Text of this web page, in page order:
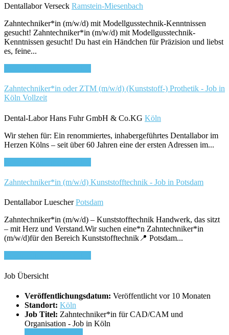
Dentallabor Verseck Ramstein-Miesenbach
Zahntechniker*in (m/w/d) mit Modellgusstechnik-Kenntnissen
gesucht! Zahntechniker*in (m/w/d) mit Modellgusstechnik-
Kenntnissen gesucht! Du hast ein Händchen für Präzision und liebst
es, feine...
Zahntechniker*in oder ZTM (m/w/d) (Kunststoff-) Prothetik - Job in
Köln Vollzeit
Dental-Labor Hans Fuhr GmbH & Co.KG Köln
Wir stehen für: Ein renommiertes, inhabergeführtes Dentallabor im
Herzen Kölns – seit über 60 Jahren eine der ersten Adressen im...
Zahntechniker*in (m/w/d) Kunststofftechnik - Job in Potsdam
Dentallabor Luescher Potsdam
Zahntechniker*in (m/w/d) – Kunststofftechnik Handwerk, das sitzt
– mit Herz und Verstand.Wir suchen eine*n Zahntechniker*in
(m/w/d)für den Bereich Kunststofftechnik📍 Potsdam...
Job Übersicht
Veröffentlichungsdatum: Veröffentlicht vor 10 Monaten
Standort: Köln
Job Titel: Zahntechniker*in für CAD/CAM und
Organisation - Job in Köln